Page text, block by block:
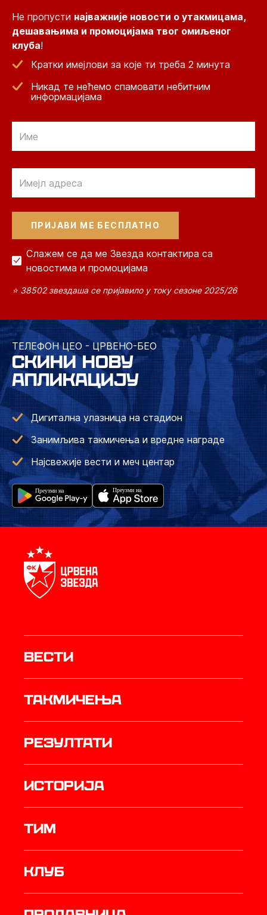
Не пропусти најважније новости о утакмицама,
дешавањима и промоцијама твог омиљеног
клуба!
Кратки имејлови за које ти треба 2 минута
Никад те нећемо спамовати небитним
информацијама
Слажем се да ме Звезда контактира са
новостима и промоцијама
⭐ 38502 звездаша се пријавило у току сезоне 2025/26
ТЕЛЕФОН ЦЕО - ЦРВЕНО-БЕО
СКИНИ НОВУ
АПЛИКАЦИЈУ
Дигитална улазница на стадион
Занимљива такмичења и вредне награде
Најсвежије вести и меч центар
Вести
Такмичења
резултати
историја
ТИМ
Клуб